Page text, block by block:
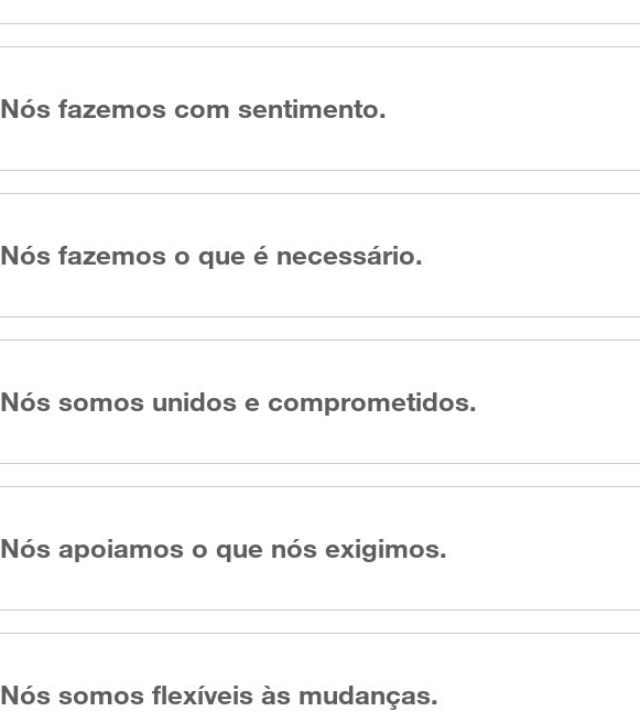
Nós fazemos com sentimento.
Nós fazemos o que é necessário.
Nós somos unidos e comprometidos.
Nós apoiamos o que nós exigimos.
Nós somos flexíveis às mudanças.